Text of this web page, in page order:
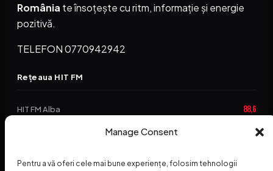
Manage Consent
Pentru a vă oferi cele mai bune experiențe, folosim tehnologii
România te însoțește cu ritm, informație și energie
pozitivă.
TELEFON 0770942942
Rețeaua HIT FM
HIT FM Alba 88,6
94,2